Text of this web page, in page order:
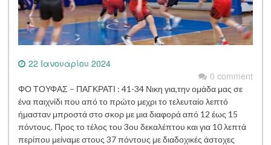
22 Ιανουαρίου 2024
0 comment
ΦΟ ΤΟΥΦΑΣ – ΠΑΓΚΡΑΤΙ : 41-34 Νικη για,την ομάδα μας σε
ένα παιχνίδι που από το πρώτο μεχρι το τελευταίο λεπτό
ήμασταν μπροστά στο σκορ με μια διαφορά από 12 έως 15
πόντους. Προς το τέλος του 3ου δεκαλέπτου και για 10 λεπτά
περίπου μείναμε στους 37 πόντους με διαδοχικές άστοχες